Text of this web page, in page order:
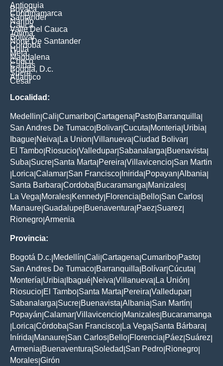
Antioquia
Boyaca
Cundinamarca
Santander
Nariño
Cauca
Valle Del Cauca
Tolima
Bolivar
Norte De Santander
Cordoba
Huila
Meta
Magdalena
Choco
Caldas
Bogota, D.c.
Sucre
Atlantico
Cesar
Localidad:
Medellin Cali Cumaribo Cartagena Pasto Barranquilla
San Andres De Tumaco Bolivar Cucuta Monteria Uribia
Ibague Neiva La Union Villanueva Ciudad Bolivar
El Tambo Riosucio Valledupar Sabanalarga Buenavista
Suba Sucre Santa Marta Pereira Villavicencio San Martin
Lorica Calamar San Francisco Inirida Popayan Albania
Santa Barbara Cordoba Bucaramanga Manizales
La Vega Morales Kennedy Florencia Bello San Carlos
Manaure Guadalupe Buenaventura Paez Suarez
Rionegro Armenia
Provincia:
Bogotá D.c. Medellín Cali Cartagena Cumaribo Pasto
San Andres De Tumaco Barranquilla Bolívar Cúcuta
Montería Uribia Ibagué Neiva Villanueva La Unión
Riosucio El Tambo Santa Marta Pereira Valledupar
Sabanalarga Sucre Buenavista Albania San Martín
Popayán Calamar Villavicencio Manizales Bucaramanga
Lorica Córdoba San Francisco La Vega Santa Bárbara
Inírida Manaure San Carlos Bello Florencia Páez Suárez
Armenia Buenaventura Soledad San Pedro Rionegro
Morales Girón